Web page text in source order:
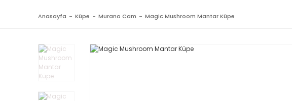
Anasayfa Küpe Murano Cam Magic Mushroom Mantar Küpe